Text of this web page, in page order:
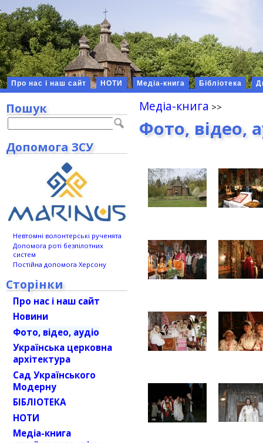
Про нас і наш сайт НОТИ Медіа-книга Бібліотека
Медіа-книга
Фото, відео,
Пошук
Допомога ЗСУ
Невтомні волонтерські рученята
Допомога роті безпілотних
систем
Постійна допомога Херсону
Сторінки
Про нас і наш сайт
Новини
Фото, відео, аудіо
Українська церковна
архітектура
Сад Українського
Модерну
БІБЛІОТЕКА
НОТИ
Медіа-книга